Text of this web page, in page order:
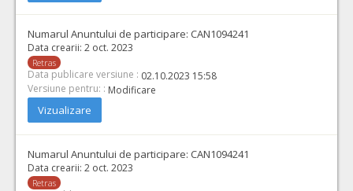
Numarul Anuntului de participare: CAN1094241
Data crearii: 2 oct. 2023
Retras
Data publicare versiune : 02.10.2023 15:58
Versiune pentru: : Modificare
Vizualizare
Numarul Anuntului de participare: CAN1094241
Data crearii: 2 oct. 2023
Retras